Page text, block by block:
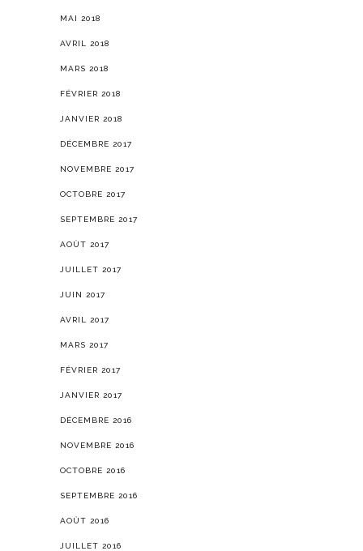
MAI 2018
AVRIL 2018
MARS 2018
FÉVRIER 2018
JANVIER 2018
DÉCEMBRE 2017
NOVEMBRE 2017
OCTOBRE 2017
SEPTEMBRE 2017
AOÛT 2017
JUILLET 2017
JUIN 2017
AVRIL 2017
MARS 2017
FÉVRIER 2017
JANVIER 2017
DÉCEMBRE 2016
NOVEMBRE 2016
OCTOBRE 2016
SEPTEMBRE 2016
AOÛT 2016
JUILLET 2016